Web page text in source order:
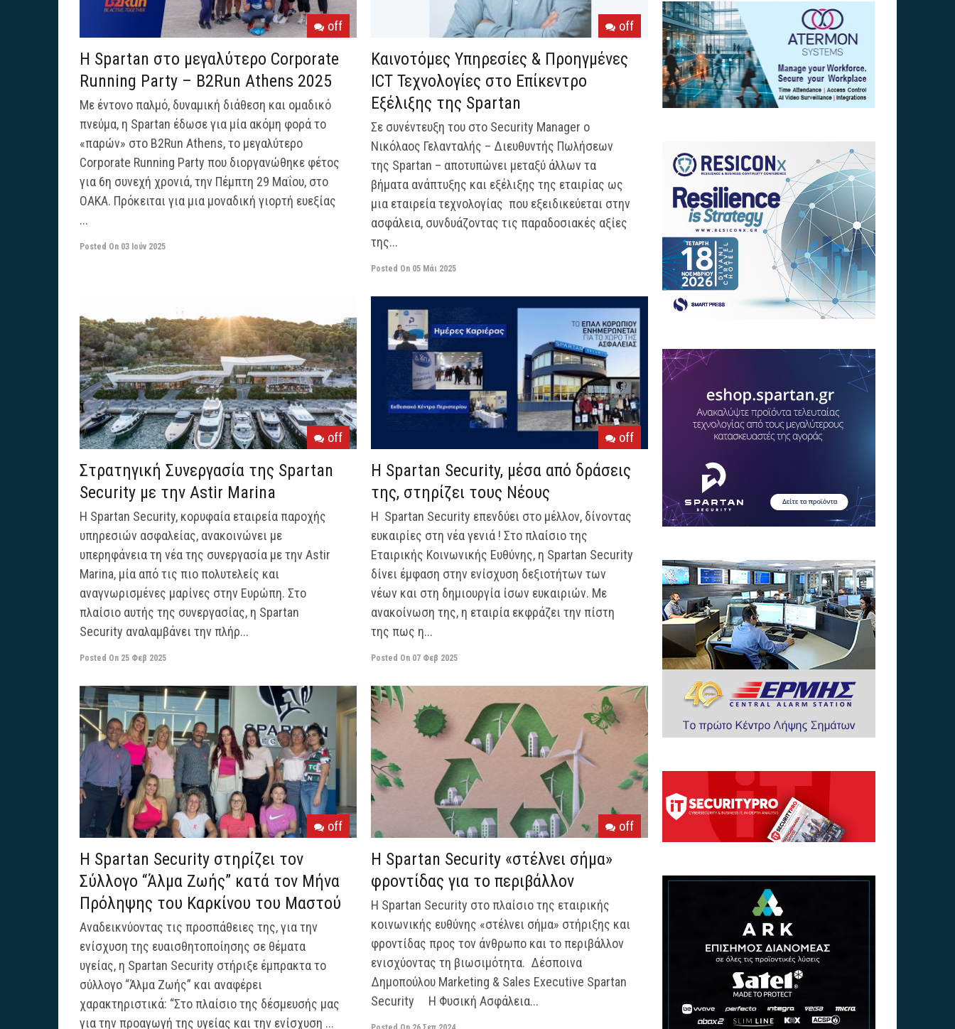
off
Η Spartan στο μεγαλύτερο Corporate
Running Party – B2Run Athens 2025
Με έντονο παλμό, δυναμική διάθεση και ομαδικό
πνεύμα, η Spartan έδωσε για μία ακόμη φορά το
«παρών» στο B2Run Athens, το μεγαλύτερο
Corporate Running Party που διοργανώθηκε φέτος
για 6η συνεχή χρονιά, την Πέμπτη 29 Μαΐου, στο
ΟΑΚΑ. Πρόκειται για μια μοναδική γιορτή ευεξίας
...
Posted On 03 Ιούν 2025
off
Καινοτόμες Υπηρεσίες & Προηγμένες
ICT Τεχνολογίες στο Επίκεντρο
Εξέλιξης της Spartan
Σε συνέντευξη του στο Security Manager o
Νικόλαος Γελανταλής – Διευθυντής Πωλήσεων
της Spartan – αποτυπώνει μεταξύ άλλων τα
βήματα ανάπτυξης και εξέλιξης της εταιρίας ως
μια εταιρεία τεχνολογίας που εξειδικεύεται στην
ασφάλεια, συνδυάζοντας τις παραδοσιακές αξίες
της...
Posted On 05 Μάι 2025
off
Στρατηγική Συνεργασία της Spartan
Security με την Astir Marina
Η Spartan Security, κορυφαία εταιρεία παροχής
υπηρεσιών ασφαλείας, ανακοινώνει με
υπερηφάνεια τη νέα της συνεργασία με την Astir
Marina, μία από τις πιο πολυτελείς και
αναγνωρισμένες μαρίνες στην Ευρώπη. Στο
πλαίσιο αυτής της συνεργασίας, η Spartan
Security αναλαμβάνει την πλήρ...
Posted On 25 Φεβ 2025
off
Η Spartan Security, μέσα από δράσεις
της, στηρίζει τους Νέους
Η Spartan Security επενδύει στο μέλλον, δίνοντας
ευκαιρίες στη νέα γενιά ! Στο πλαίσιο της
Εταιρικής Κοινωνικής Ευθύνης, η Spartan Security
δίνει έμφαση στην ενίσχυση δεξιοτήτων των
νέων και στη δημιουργία ίσων ευκαιριών. Με
ανακοίνωση της, η εταιρία εκφράζει την πίστη
της πως η...
Posted On 07 Φεβ 2025
off
Η Spartan Security στηρίζει τον
Σύλλογο “Άλμα Ζωής” κατά τον Μήνα
Πρόληψης του Καρκίνου του Μαστού
Αναδεικνύοντας τις προσπάθειες της, για την
ενίσχυση της ευαισθητοποίησης σε θέματα
υγείας, η Spartan Security στήριξε έμπρακτα το
σύλλογο “Άλμα Ζωής” και αναφέρει
χαρακτηριστικά: “Στο πλαίσιο της δέσμευσής μας
για την προαγωγή της υγείας και την ενίσχυση ...
off
H Spartan Security «στέλνει σήμα»
φροντίδας για το περιβάλλον
Η Spartan Security στο πλαίσιο της εταιρικής
κοινωνικής ευθύνης «στέλνει σήμα» στήριξης και
φροντίδας προς τον άνθρωπο και το περιβάλλον
ενισχύοντας τη βιωσιμότητα. Δέσποινα
Δημοπούλου Marketing & Sales Executive Spartan
Security Η Φυσική Ασφάλεια...